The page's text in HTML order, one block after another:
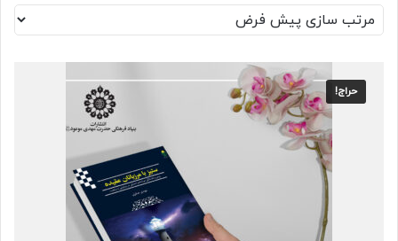
حراج!